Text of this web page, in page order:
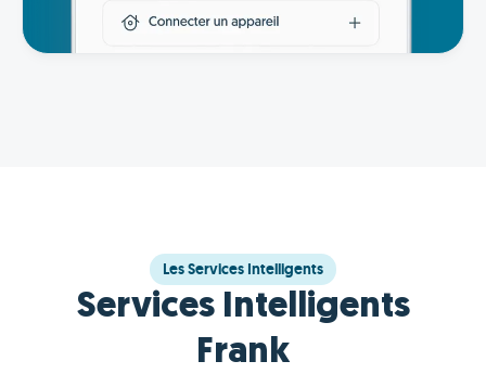
Les Services Intelligents
Services Intelligents
Frank